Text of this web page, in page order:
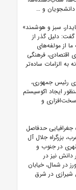
دانشجویان و …
سبز و هوشمند»
گفت: دلیل گذر از
از مولفه‌های
اقتصادی، فرهنگی
الزامات ساده‌تر
رئیس جمهوری،
ایجاد اکوسیستم
و
جغرافیایی حدفاصل
بزرگراه جلال آل
در جنوب و
نیز در
در شمال، خیابان
شیرازی در شرق